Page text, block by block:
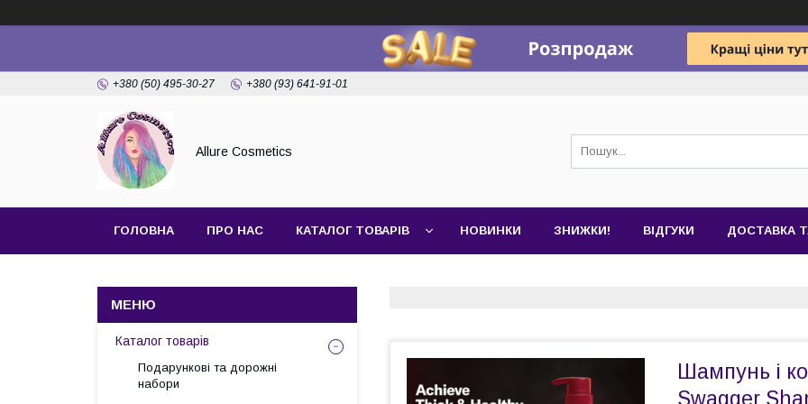
+380 (50) 495-30-27 +380 (93) 641-91-01
Allure Cosmetics
ГОЛОВНА ПРО НАС КАТАЛОГ ТОВАРІВ НОВИНКИ ЗНИЖКИ! ВІДГУКИ ДОСТАВКА
Шампунь і
Swagger
Каталог товарів
Подарункові та дорожні
набори